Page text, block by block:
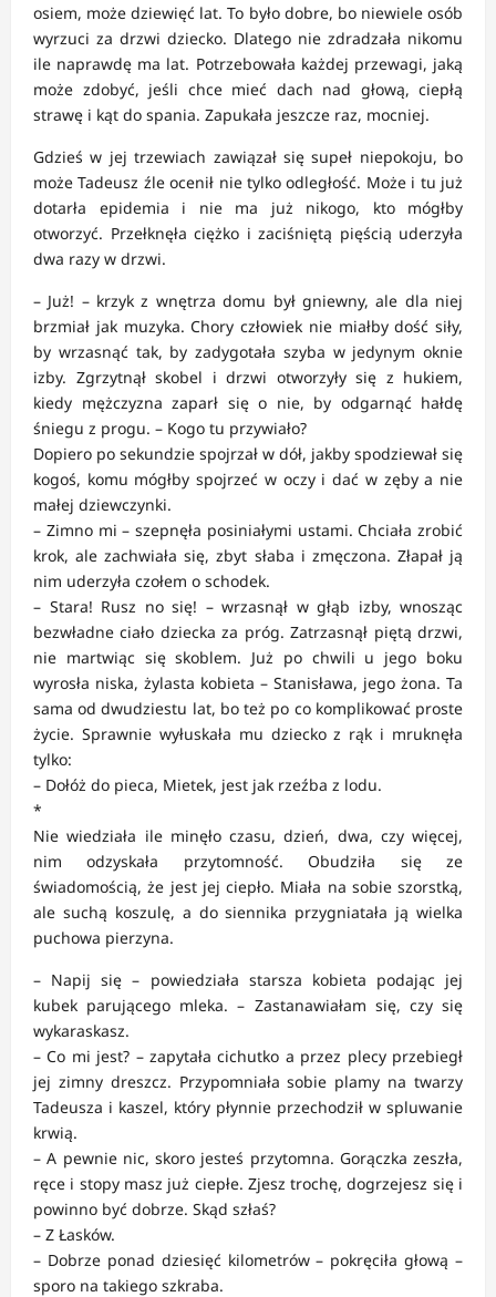
osiem, może dziewięć lat. To było dobre, bo niewiele osób
wyrzuci za drzwi dziecko. Dlatego nie zdradzała nikomu
ile naprawdę ma lat. Potrzebowała każdej przewagi, jaką
może zdobyć, jeśli chce mieć dach nad głową, ciepłą
strawę i kąt do spania. Zapukała jeszcze raz, mocniej.
Gdzieś w jej trzewiach zawiązał się supeł niepokoju, bo
może Tadeusz źle ocenił nie tylko odległość. Może i tu już
dotarła epidemia i nie ma już nikogo, kto mógłby
otworzyć. Przełknęła ciężko i zaciśniętą pięścią uderzyła
dwa razy w drzwi.
– Już! – krzyk z wnętrza domu był gniewny, ale dla niej
brzmiał jak muzyka. Chory człowiek nie miałby dość siły,
by wrzasnąć tak, by zadygotała szyba w jedynym oknie
izby. Zgrzytnął skobel i drzwi otworzyły się z hukiem,
kiedy mężczyzna zaparł się o nie, by odgarnąć hałdę
śniegu z progu. – Kogo tu przywiało?
Dopiero po sekundzie spojrzał w dół, jakby spodziewał się
kogoś, komu mógłby spojrzeć w oczy i dać w zęby a nie
małej dziewczynki.
– Zimno mi – szepnęła posiniałymi ustami. Chciała zrobić
krok, ale zachwiała się, zbyt słaba i zmęczona. Złapał ją
nim uderzyła czołem o schodek.
– Stara! Rusz no się! – wrzasnął w głąb izby, wnosząc
bezwładne ciało dziecka za próg. Zatrzasnął piętą drzwi,
nie martwiąc się skoblem. Już po chwili u jego boku
wyrosła niska, żylasta kobieta – Stanisława, jego żona. Ta
sama od dwudziestu lat, bo też po co komplikować proste
życie. Sprawnie wyłuskała mu dziecko z rąk i mruknęła
tylko:
– Dołóż do pieca, Mietek, jest jak rzeźba z lodu.
*
Nie wiedziała ile minęło czasu, dzień, dwa, czy więcej,
nim odzyskała przytomność. Obudziła się ze
świadomością, że jest jej ciepło. Miała na sobie szorstką,
ale suchą koszulę, a do siennika przygniatała ją wielka
puchowa pierzyna.
– Napij się – powiedziała starsza kobieta podając jej
kubek parującego mleka. – Zastanawiałam się, czy się
wykaraskasz.
– Co mi jest? – zapytała cichutko a przez plecy przebiegł
jej zimny dreszcz. Przypomniała sobie plamy na twarzy
Tadeusza i kaszel, który płynnie przechodził w spluwanie
krwią.
– A pewnie nic, skoro jesteś przytomna. Gorączka zeszła,
ręce i stopy masz już ciepłe. Zjesz trochę, dogrzejesz się i
powinno być dobrze. Skąd szłaś?
– Z Łasków.
– Dobrze ponad dziesięć kilometrów – pokręciła głową –
sporo na takiego szkraba.